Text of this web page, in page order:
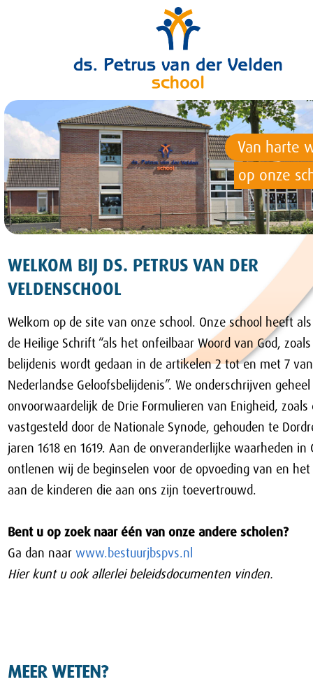
Van harte
op onze
WELKOM BIJ DS. PETRUS VAN DER
VELDENSCHOOL
Welkom op de site van onze school. Onze school heeft
de Heilige Schrift “als het onfeilbaar Woord van God,
belijdenis wordt gedaan in de artikelen 2 tot en met 7
Nederlandse Geloofsbelijdenis”. We onderschrijven
onvoorwaardelijk de Drie Formulieren van Enigheid, zoals
vastgesteld door de Nationale Synode, gehouden te
jaren 1618 en 1619. Aan de onveranderlijke waarheden in
ontlenen wij de beginselen voor de opvoeding van en
aan de kinderen die aan ons zijn toevertrouwd.
Bent u op zoek naar één van onze andere scholen?
Ga dan naarwww.bestuurjbspvs.nl
Hier kunt u ook allerlei beleidsdocumenten vinden.
MEER WETEN?